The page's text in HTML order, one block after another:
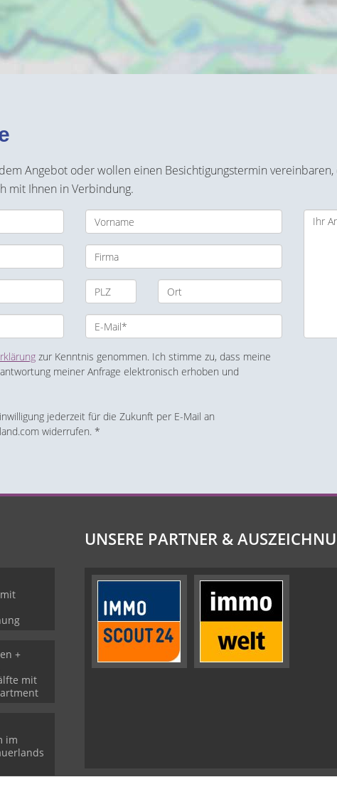
Angebot oder wollen einen Besichtigungstermin
mit Ihnen in Verbindung.
zur Kenntnis genommen. Ich stimme zu, dass meine
meiner Anfrage elektronisch erhoben und
jederzeit für die Zukunft per E-Mail an
widerrufen. *
+
mit
im
UNSERE PARTNER &